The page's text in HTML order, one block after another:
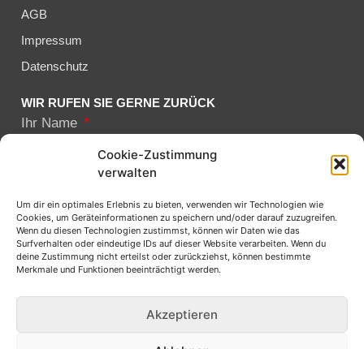
Cookie-Zustimmung
verwalten
Um dir ein optimales Erlebnis zu bieten, verwenden wir Technologien wie
Cookies, um Geräteinformationen zu speichern und/oder darauf zuzugreifen.
Wenn du diesen Technologien zustimmst, können wir Daten wie das
Surfverhalten oder eindeutige IDs auf dieser Website verarbeiten. Wenn du
deine Zustimmung nicht erteilst oder zurückziehst, können bestimmte
Merkmale und Funktionen beeinträchtigt werden.
Akzeptieren
AGB
Impressum
Datenschutz
WIR RUFEN SIE GERNE ZURÜCK
Ihr Name
Mit der Absendung des Formulars bestätigen Sie die
Kenntnisnahme und Ihr Einverständnis für unsere
Senden